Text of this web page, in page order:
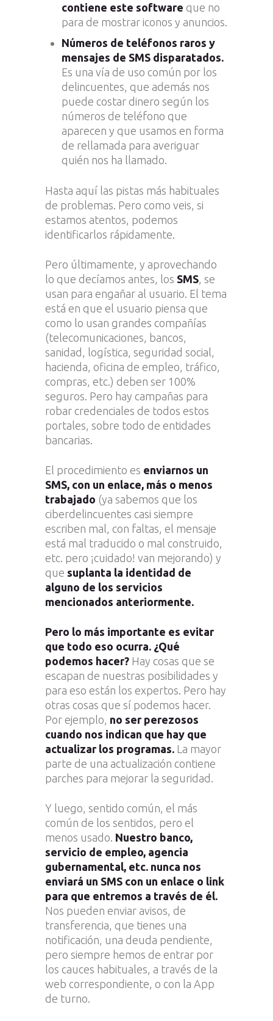
contiene este software que no
para de mostrar iconos y anuncios.
Números de teléfonos raros y
mensajes de SMS disparatados.
Es una vía de uso común por los
delincuentes, que además nos
puede costar dinero según los
números de teléfono que
aparecen y que usamos en forma
de rellamada para averiguar
quién nos ha llamado.
Hasta aquí las pistas más habituales
de problemas. Pero como veis, si
estamos atentos, podemos
identificarlos rápidamente.
Pero últimamente, y aprovechando
lo que decíamos antes, los SMS , se
usan para engañar al usuario. El tema
está en que el usuario piensa que
como lo usan grandes compañías
(telecomunicaciones, bancos,
sanidad, logística, seguridad social,
hacienda, oficina de empleo, tráfico,
compras, etc.) deben ser 100%
seguros. Pero hay campañas para
robar credenciales de todos estos
portales, sobre todo de entidades
bancarias.
El procedimiento es enviarnos un
SMS, con un enlace, más o menos
trabajado (ya sabemos que los
ciberdelincuentes casi siempre
escriben mal, con faltas, el mensaje
está mal traducido o mal construido,
etc. pero ¡cuidado! van mejorando) y
que suplanta la identidad de
alguno de los servicios
mencionados anteriormente.
Pero lo más importante es evitar
que todo eso ocurra. ¿Qué
podemos hacer? Hay cosas que se
escapan de nuestras posibilidades y
para eso están los expertos. Pero hay
otras cosas que sí podemos hacer.
Por ejemplo, no ser perezosos
cuando nos indican que hay que
actualizar los programas. La mayor
parte de una actualización contiene
parches para mejorar la seguridad.
Y luego, sentido común, el más
común de los sentidos, pero el
menos usado. Nuestro banco,
servicio de empleo, agencia
gubernamental, etc. nunca nos
enviará un SMS con un enlace o link
para que entremos a través de él.
Nos pueden enviar avisos, de
transferencia, que tienes una
notificación, una deuda pendiente,
pero siempre hemos de entrar por
los cauces habituales, a través de la
web correspondiente, o con la App
de turno.